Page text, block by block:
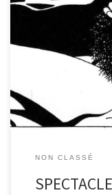
La bibliothèque vous
Silence », la bande
l’écran et illustrée
Malmundarium pour
noter, le spectacle
Albert Moxhet sur
NON CLASSÉ